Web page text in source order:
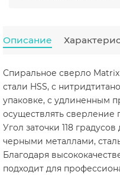
Описание
Спиральное сверло
стали HSS, с
упаковке, с удлиненным
осуществлять сверление
Угол заточки 118
черными металлами,
Благодаря
подходит для